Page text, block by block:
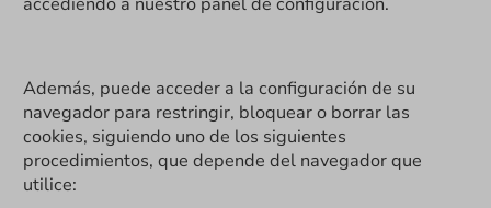
Además, puede acceder a la configuración de su
navegador para restringir, bloquear o borrar las
cookies, siguiendo uno de los siguientes
procedimientos, que depende del navegador que
utilice: